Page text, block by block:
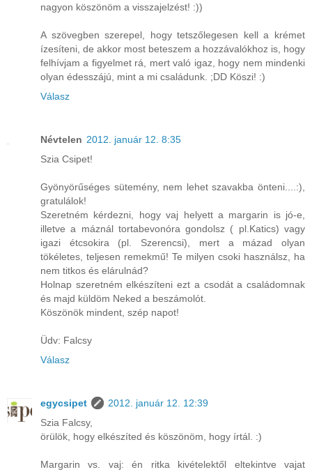
nagyon köszönöm a visszajelzést! :))
A szövegben szerepel, hogy tetszőlegesen kell a krémet
ízesíteni, de akkor most beteszem a hozzávalókhoz is, hogy
felhívjam a figyelmet rá, mert való igaz, hogy nem mindenki
olyan édesszájú, mint a mi családunk. ;DD Köszi! :)
Válasz
Névtelen 2012. január 12. 8:35
Szia Csipet!
Gyönyörűséges sütemény, nem lehet szavakba önteni....:),
gratulálok!
Szeretném kérdezni, hogy vaj helyett a margarin is jó-e,
illetve a máznál tortabevonóra gondolsz ( pl.Katics) vagy
igazi étcsokira (pl. Szerencsi), mert a mázad olyan
tökéletes, teljesen remekmű! Te milyen csoki használsz, ha
nem titkos és elárulnád?
Holnap szeretném elkészíteni ezt a csodát a családomnak
és majd küldöm Neked a beszámolót.
Köszönök mindent, szép napot!
Üdv: Falcsy
Válasz
egycsipet
2012. január 12. 12:39
Szia Falcsy,
örülök, hogy elkészíted és köszönöm, hogy írtál. :)
Margarin vs. vaj: én ritka kivételektől eltekintve vajat